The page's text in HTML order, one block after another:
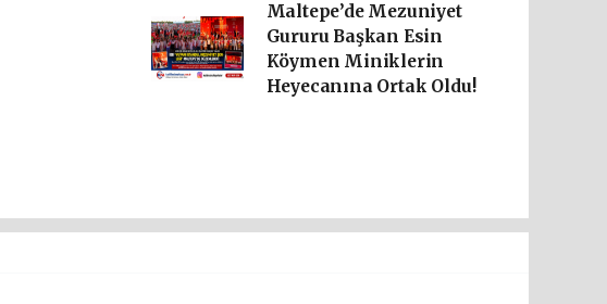
Maltepe’de Mezuniyet
Gururu Başkan Esin
Köymen Miniklerin
Heyecanına Ortak Oldu!